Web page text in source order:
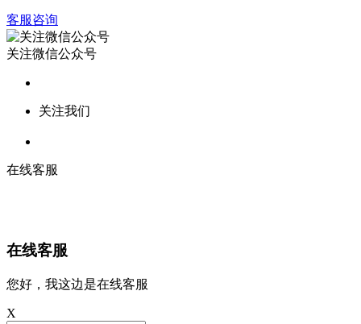
客服咨询
关注微信公众号
关注我们
在线客服
在线客服
您好，我这边是在线客服
X